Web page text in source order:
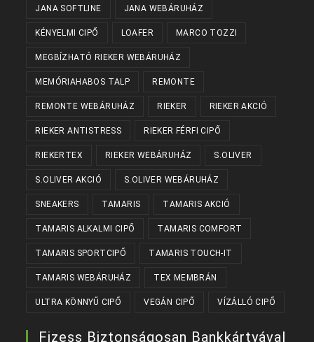
JANA SOFTLINE JANA WEBÁRUHÁZ
KÉNYELMI CIPŐ LOAFER MARCO TOZZI
MEGBÍZHATÓ RIEKER WEBÁRUHÁZ
MEMÓRIAHABOS TALP REMONTE
REMONTE WEBÁRUHÁZ RIEKER RIEKER AKCIÓ
RIEKER ANTISTRESS RIEKER FÉRFI CIPŐ
RIEKERTEX RIEKER WEBÁRUHÁZ S.OLIVER
S.OLIVER AKCIÓ S.OLIVER WEBÁRUHÁZ
SNEAKERS TAMARIS TAMARIS AKCIÓ
TAMARIS ALKALMI CIPŐ TAMARIS COMFORT
TAMARIS SPORTCIPŐ TAMARIS TOUCH-IT
TAMARIS WEBÁRUHÁZ TEX MEMBRÁN
ULTRA KÖNNYŰ CIPŐ VEGÁN CIPŐ VÍZÁLLÓ CIPŐ
Fizess Biztonságosan Bankkártyával